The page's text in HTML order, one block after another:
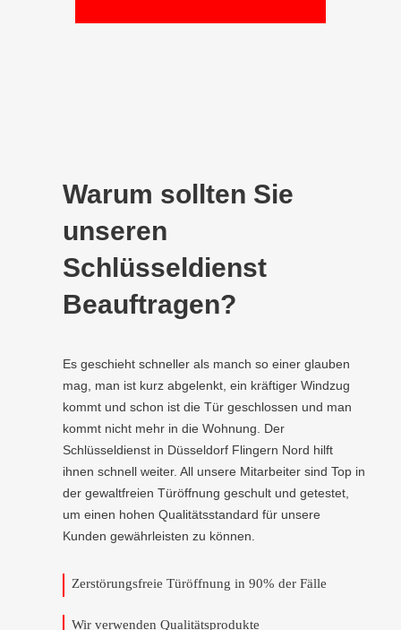
Warum sollten Sie
unseren
Schlüsseldienst
Beauftragen?
Es geschieht schneller als manch so einer glauben
mag, man ist kurz abgelenkt, ein kräftiger Windzug
kommt und schon ist die Tür geschlossen und man
kommt nicht mehr in die Wohnung. Der
Schlüsseldienst in Düsseldorf Flingern Nord hilft
ihnen schnell weiter. All unsere Mitarbeiter sind Top in
der gewaltfreien Türöffnung geschult und getestet,
um einen hohen Qualitätsstandard für unsere
Kunden gewährleisten zu können.
Zerstörungsfreie Türöffnung in 90% der Fälle
Wir verwenden Qualitätsprodukte